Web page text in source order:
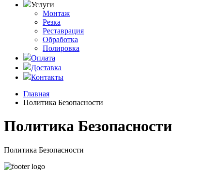
Услуги
Монтаж
Резка
Реставрация
Обработка
Полировка
Оплата
Доставка
Контакты
Главная
Политика Безопасности
Политика Безопасности
Политика Безопасности